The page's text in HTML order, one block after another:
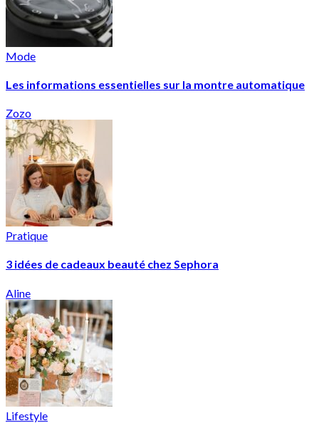
Mode
Les informations essentielles sur la montre automatique
Zozo
Pratique
3 idées de cadeaux beauté chez Sephora
Aline
Lifestyle